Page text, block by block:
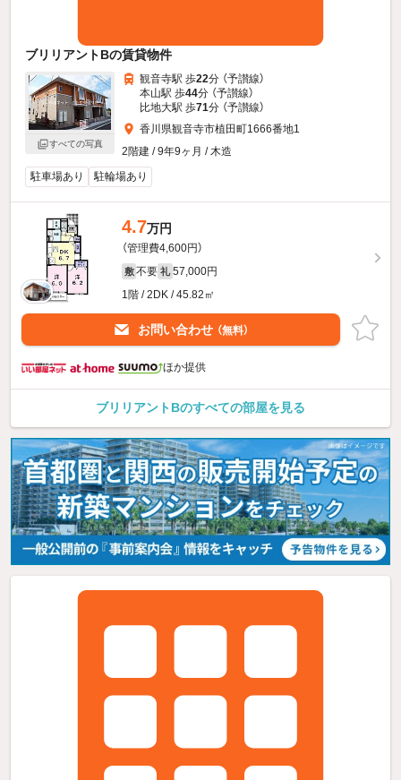
ブリリアントBの賃貸物件
すべての写真
観音寺駅 歩22分 （予讃線）
本山駅 歩44分 （予讃線）
比地大駅 歩71分 （予讃線）
香川県観音寺市植田町1666番地1
2階建 / 9年9ヶ月 / 木造
駐車場あり
駐輪場あり
4.7万円
（管理費4,600円）
敷 不要 礼 57,000円
1階 / 2DK / 45.82㎡
お問い合わせ （無料）
ほか提供
ブリリアントBのすべての部屋を見る